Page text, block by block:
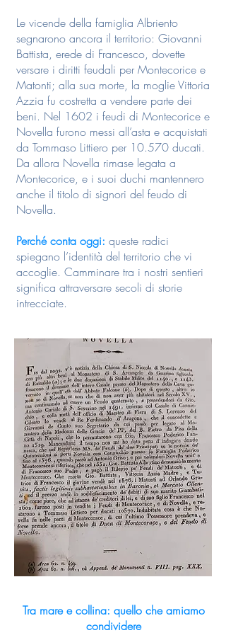
Le vicende della famiglia Albriento
segnarono ancora il territorio: Giovanni
Battista, erede di Francesco, dovette
versare i diritti feudali per Montecorice e
Matonti; alla sua morte, la moglie Vittoria
Azzia fu costretta a vendere parte dei
beni. Nel 1602 i feudi di Montecorice e
Novella furono messi all’asta e acquistati
da Tommaso Littiero per 10.570 ducati.
Da allora Novella rimase legata a
Montecorice, e i suoi duchi mantennero
anche il titolo di signori del feudo di
Novella.
Perché conta oggi: queste radici
spiegano l’identità del territorio che vi
accoglie. Camminare tra i nostri sentieri
significa attraversare secoli di storie
intrecciate.
Tra mare e collina: quello che amiamo
condividere